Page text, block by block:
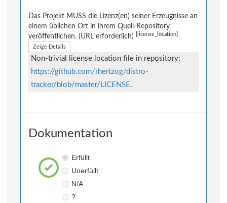
Das Projekt MUSS die Lizenz(en) seiner Erzeugnisse an
einem üblichen Ort in ihrem Quell-Repository
veröffentlichen. (URL erforderlich)
[license_location]
Zeige Details
Non-trivial license location file in repository:
https://github.com/rhertzog/distro-
tracker/blob/master/LICENSE.
Dokumentation
Erfüllt
Unerfüllt
N/A
?